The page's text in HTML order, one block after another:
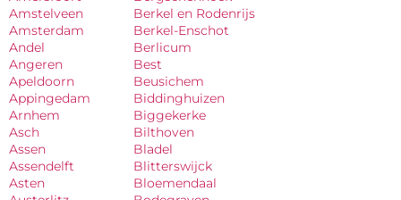
Amstelveen
Amsterdam
Andel
Angeren
Apeldoorn
Appingedam
Arnhem
Asch
Assen
Assendelft
Asten
Berkel en Rodenrijs
Berkel-Enschot
Berlicum
Best
Beusichem
Biddinghuizen
Biggekerke
Bilthoven
Bladel
Blitterswijck
Bloemendaal